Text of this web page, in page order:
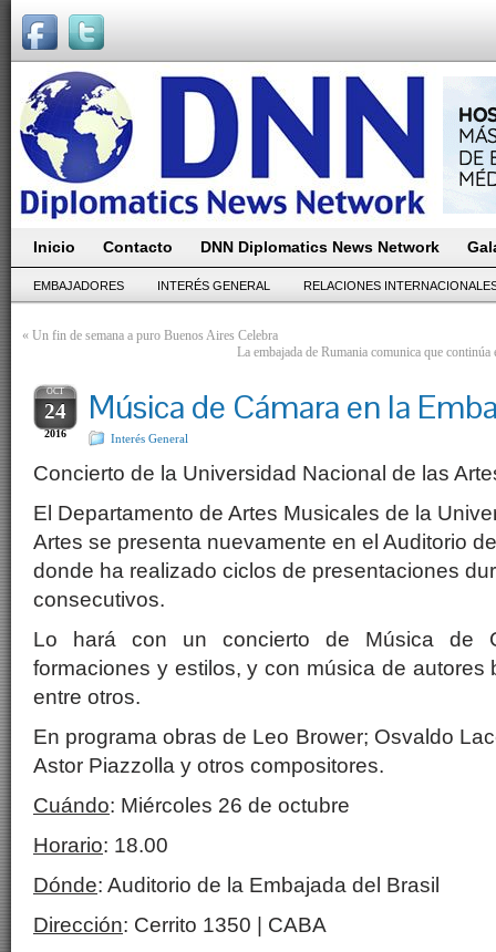
Inicio Contacto DNN Diplomatics News Network
EMBAJADORES INTERÉS GENERAL RELACIONES
« Un fin de semana a puro Buenos Aires Celebra
La embajada de Rumania comunica que
OCT
24
2016
Música de Cámara en la
Interés General
Concierto de la Universidad Nacional de las
El Departamento de Artes Musicales de la
Artes se presenta nuevamente en el Auditorio
donde ha realizado ciclos de presentaciones
consecutivos.
Lo hará con un concierto de Música de
formaciones y estilos, y con música de autores
entre otros.
En programa obras de Leo Brower; Osvaldo
Astor Piazzolla y otros compositores.
Cuándo: Miércoles 26 de octubre
Horario: 18.00
Dónde: Auditorio de la Embajada del Brasil
Dirección: Cerrito 1350 | CABA